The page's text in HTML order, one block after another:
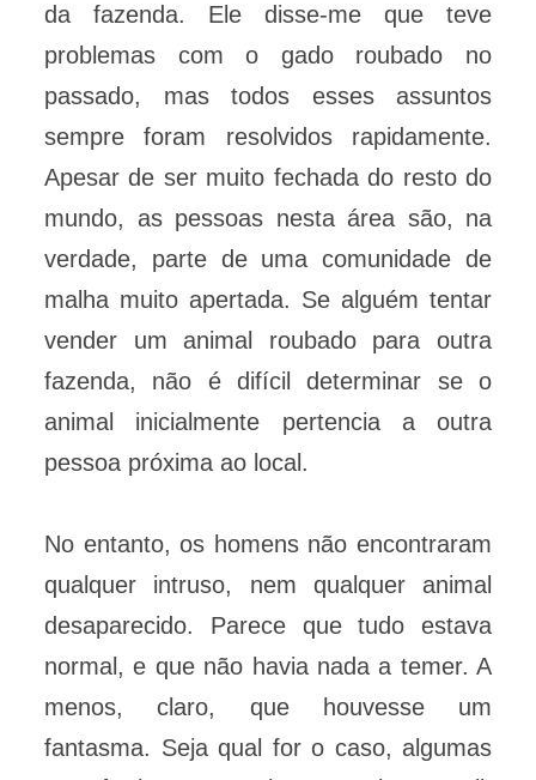
da fazenda. Ele disse-me que teve
problemas com o gado roubado no
passado, mas todos esses assuntos
sempre foram resolvidos rapidamente.
Apesar de ser muito fechada do resto do
mundo, as pessoas nesta área são, na
verdade, parte de uma comunidade de
malha muito apertada. Se alguém tentar
vender um animal roubado para outra
fazenda, não é difícil determinar se o
animal inicialmente pertencia a outra
pessoa próxima ao local.
No entanto, os homens não encontraram
qualquer intruso, nem qualquer animal
desaparecido. Parece que tudo estava
normal, e que não havia nada a temer. A
menos, claro, que houvesse um
fantasma. Seja qual for o caso, algumas